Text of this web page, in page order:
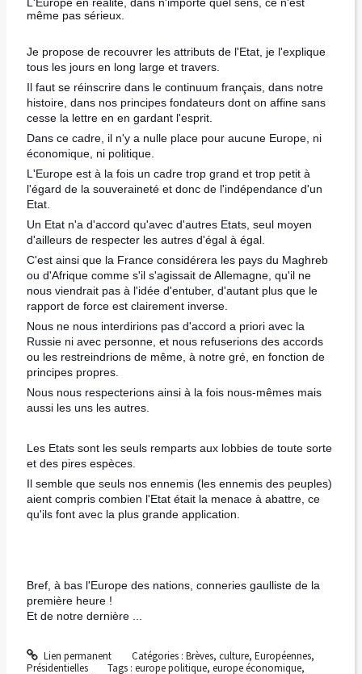
même pas sérieux.
Je propose de recouvrer les attributs de l'Etat, je l'explique
tous les jours en long large et travers.
Il faut se réinscrire dans le continuum français, dans notre
histoire, dans nos principes fondateurs dont on affine sans
cesse la lettre en en gardant l'esprit.
Dans ce cadre, il n'y a nulle place pour aucune Europe, ni
économique, ni politique.
L'Europe est à la fois un cadre trop grand et trop petit à
l'égard de la souveraineté et donc de l'indépendance d'un
Etat.
Un Etat n'a d'accord qu'avec d'autres Etats, seul moyen
d'ailleurs de respecter les autres d'égal à égal.
C'est ainsi que la France considérera les pays du Maghreb
ou d'Afrique comme s'il s'agissait de Allemagne, qu'il ne
nous viendrait pas à l'idée d'entuber, d'autant plus que le
rapport de force est clairement inverse.
Nous ne nous interdirions pas d'accord a priori avec la
Russie ni avec personne, et nous refuserions des accords
ou les restreindrions de même, à notre gré, en fonction de
principes propres.
Nous nous respecterions ainsi à la fois nous-mêmes mais
aussi les uns les autres.
Les Etats sont les seuls remparts aux lobbies de toute sorte
et des pires espèces.
Il semble que seuls nos ennemis (les ennemis des peuples)
aient compris combien l'Etat était la menace à abattre, ce
qu'ils font avec la plus grande application.
Bref, à bas l'Europe des nations, conneries gaulliste de la
première heure !
Et de notre dernière ...
Lien permanent Catégories : Brèves, culture, Européennes,
Présidentielles
Tags :europe politique,europe économique,